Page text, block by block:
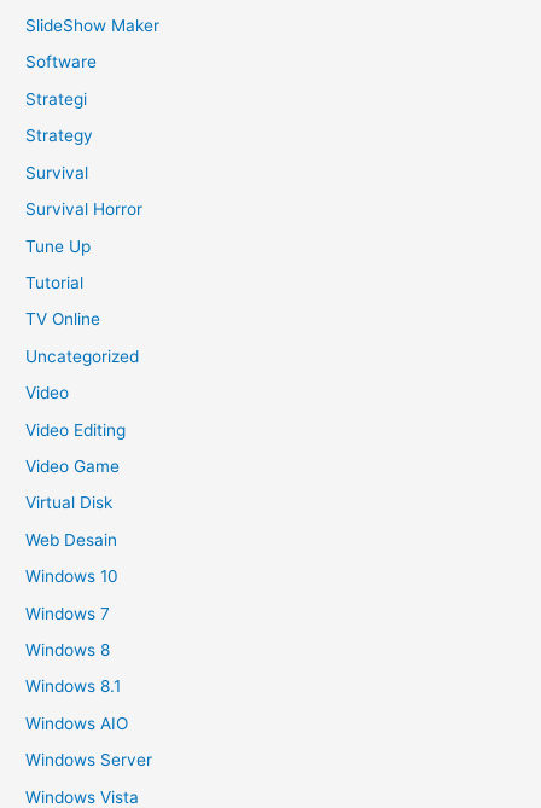
SlideShow Maker
Software
Strategi
Strategy
Survival
Survival Horror
Tune Up
Tutorial
TV Online
Uncategorized
Video
Video Editing
Video Game
Virtual Disk
Web Desain
Windows 10
Windows 7
Windows 8
Windows 8.1
Windows AIO
Windows Server
Windows Vista